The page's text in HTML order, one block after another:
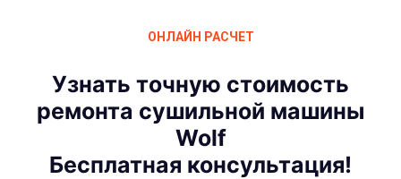
ОНЛАЙН РАСЧЕТ
Узнать точную стоимость
ремонта сушильной машины
Wolf
Бесплатная консультация!